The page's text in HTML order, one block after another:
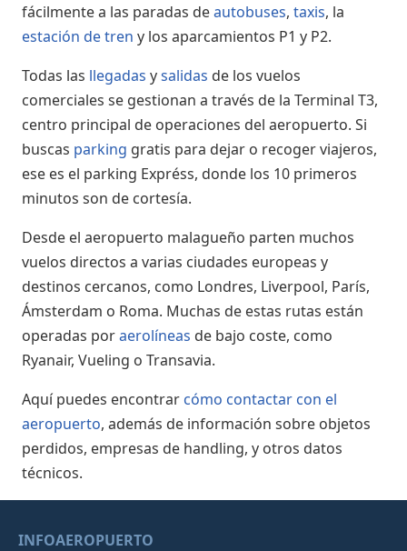
fácilmente a las paradas deautobuses, taxis, la
estación de tren y los aparcamientos P1 y P2.
Todas las llegadas ysalidas de los vuelos
comerciales se gestionan a través de la Terminal T3,
centro principal de operaciones del aeropuerto. Si
buscas parking gratis para dejar o recoger viajeros,
ese es el parking Expréss, donde los 10 primeros
minutos son de cortesía.
Desde el aeropuerto malagueño parten muchos
vuelos directos a varias ciudades europeas y
destinos cercanos, como Londres, Liverpool, París,
Ámsterdam o Roma. Muchas de estas rutas están
operadas poraerolíneas de bajo coste, como
Ryanair, Vueling o Transavia.
Aquí puedes encontrar cómo contactar con el
aeropuerto, además de información sobre objetos
perdidos, empresas de handling, y otros datos
técnicos.
INFOAEROPUERTO